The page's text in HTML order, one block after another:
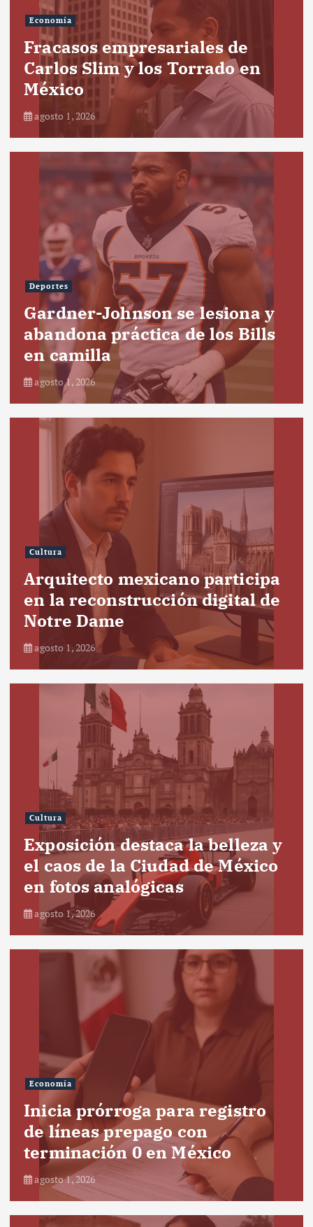
Economía
Fracasos empresariales de
Carlos Slim y los Torrado en
México
agosto 1, 2026
Deportes
Gardner-Johnson se lesiona y
abandona práctica de los Bills
en camilla
agosto 1, 2026
Cultura
Arquitecto mexicano participa
en la reconstrucción digital de
Notre Dame
agosto 1, 2026
Cultura
Exposición destaca la belleza y
el caos de la Ciudad de México
en fotos analógicas
agosto 1, 2026
Economía
Inicia prórroga para registro
de líneas prepago con
terminación 0 en México
agosto 1, 2026